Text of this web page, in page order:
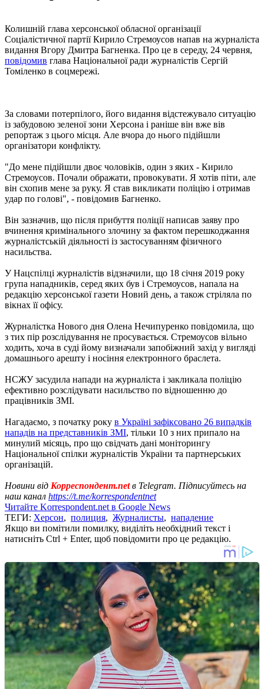
Колишній глава херсонської обласної організації
Соціалістичної партії Кирило Стремоусов напав на журналіста
видання Вгору Дмитра Багненка. Про це в середу, 24 червня,
повідомив глава Національної ради журналістів Сергій
Томіленко в соцмережі.
За словами потерпілого, його видання відстежувало ситуацію
із забудовою зеленої зони Херсона і раніше він вже вів
репортаж з цього місця. Але вчора до нього підійшли
організатори конфлікту.
"До мене підійшли двоє чоловіків, один з яких - Кирило
Стремоусов. Почали ображати, провокувати. Я хотів піти, але
він схопив мене за руку. Я став викликати поліцію і отримав
удар по голові", - повідомив Багненко.
Він зазначив, що після прибуття поліції написав заяву про
вчинення кримінального злочину за фактом перешкоджання
журналістській діяльності із застосуванням фізичного
насильства.
У Нацспілці журналістів відзначили, що 18 січня 2019 року
група нападників, серед яких був і Стремоусов, напала на
редакцію херсонської газети Новий день, а також стріляла по
вікнах її офісу.
Журналістка Нового дня Олена Нечипуренко повідомила, що
з тих пір розслідування не просувається. Стремоусов вільно
ходить, хоча в суді йому визначали запобіжний захід у вигляді
домашнього арешту і носіння електронного браслета.
НСЖУ засудила напади на журналіста і закликала поліцію
ефективно розслідувати насильство по відношенню до
працівників ЗМІ.
Нагадаємо, з початку року в Україні зафіксовано 26 випадків
нападів на представників ЗМІ, тільки 10 з них припало на
минулий місяць, про що свідчать дані моніторингу
Національної спілки журналістів України та партнерських
організацій.
Новини від Корреспондент.netв Telegram. Підписуйтесь на
наш канал https://t.me/korrespondentnet
Читайте Korrespondent.net в Google News
ТЕГИ: Херсон, полиция, Журналисты, нападение
Якщо ви помітили помилку, виділіть необхідний текст і
натисніть Ctrl + Enter, щоб повідомити про це редакцію.